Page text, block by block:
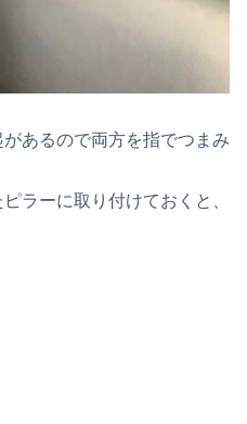
あるので両方を指でつまみ
ラーに取り付けておくと、